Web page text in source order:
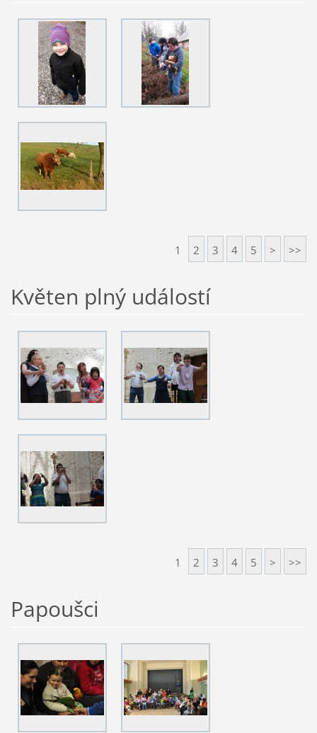
1 2 3 4 5 > >>
Květen plný událostí
1 2 3 4 5 > >>
Papoušci